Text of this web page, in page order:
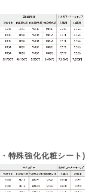
・特殊強化化粧シート)